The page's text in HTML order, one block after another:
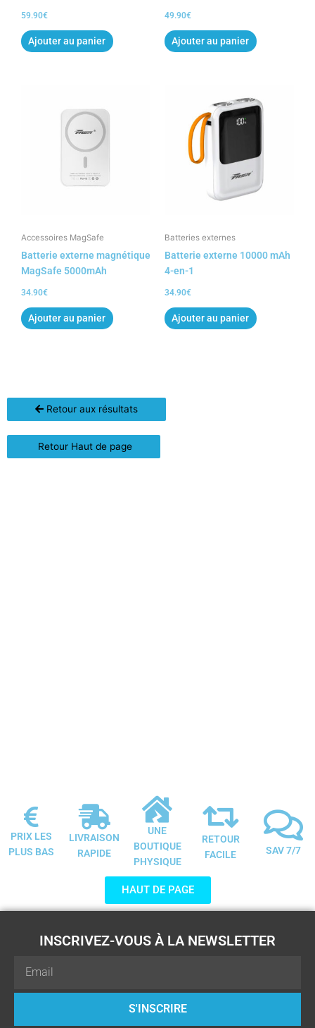
59.90€
Ajouter au panier
49.90€
Ajouter au panier
Accessoires MagSafe
Batterie externe magnétique
MagSafe 5000mAh
34.90€
Ajouter au panier
Batteries externes
Batterie externe 10000 mAh
4-en-1
34.90€
Ajouter au panier
Retour aux résultats
Retour Haut de page
PRIX LES
PLUS BAS
LIVRAISON
RAPIDE
UNE
BOUTIQUE
PHYSIQUE
RETOUR
FACILE
SAV 7/7
HAUT DE PAGE
INSCRIVEZ-VOUS À LA NEWSLETTER
S'INSCRIRE